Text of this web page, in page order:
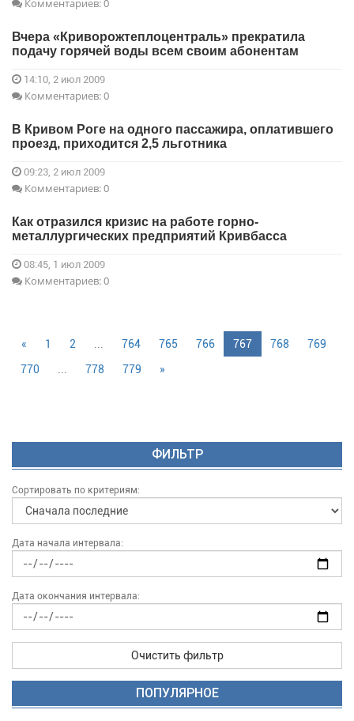
Комментариев: 0
Вчера «Криворожтеплоцентраль» прекратила
подачу горячей воды всем своим абонентам
14:10, 2 июл 2009
Комментариев: 0
В Кривом Роге на одного пассажира, оплатившего
проезд, приходится 2,5 льготника
09:23, 2 июл 2009
Комментариев: 0
Как отразился кризис на работе горно-
металлургических предприятий Кривбасса
08:45, 1 июл 2009
Комментариев: 0
« 1 2 ... 764 765 766 767 768
769
770
... 778 779 »
ФИЛЬТР
Сортировать по критериям:
Дата начала интервала:
Дата окончания интервала:
Очистить фильтр
ПОПУЛЯРНОЕ